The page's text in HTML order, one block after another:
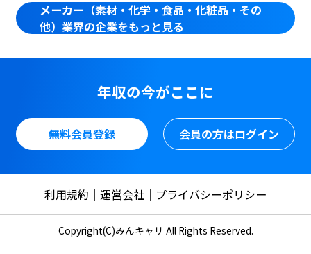
メーカー（素材・化学・食品・化粧品・その
他）業界の企業をもっと見る
年収の今がここに
無料会員登録 会員の方はログイン
利用規約 運営会社 プライバシーポリシー
Copyright(C)みんキャリ All Rights Reserved.